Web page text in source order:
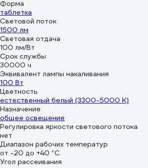
Форма
таблетка
Световой поток
1500 лм
Световая отдача
100 лм/Вт
Срок службы
30000 ч
Эквивалент лампы накаливания
100 Вт
Цветность
естественный белый (3300-5000 К)
Назначение
общее освещение
Регулировка яркости светового потока
нет
Диапазон рабочих температур
от -20 до +40 °С
Угол рассеивания